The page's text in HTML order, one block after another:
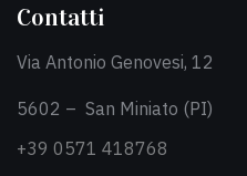
Contatti
Via Antonio Genovesi, 12
5602 – San Miniato (PI)
+39 0571 418768